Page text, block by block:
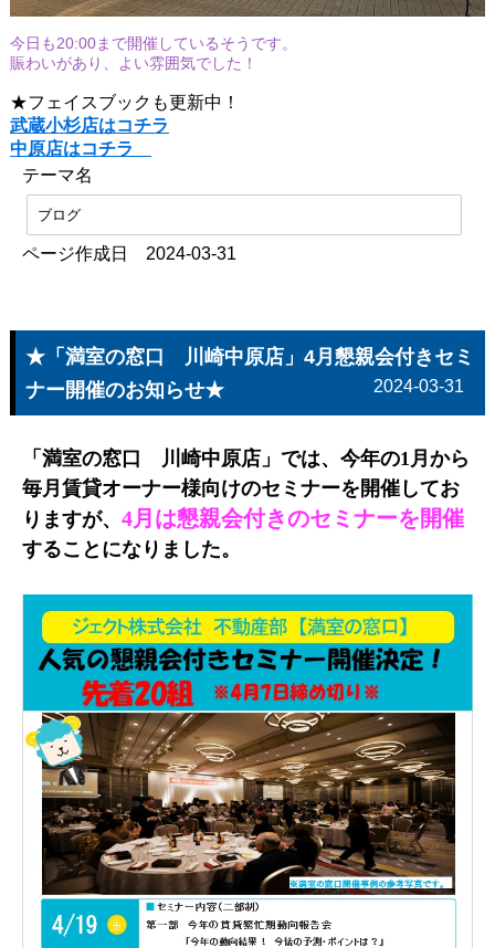
今日も20:00まで開催しているそうです。
賑わいがあり、よい雰囲気でした！
★フェイスブックも更新中！
武蔵小杉店はコチラ
中原店はコチラ
テーマ名
ブログ
ページ作成日 2024-03-31
★「満室の窓口 川崎中原店」4月懇親会付きセミ
ナー開催のお知らせ★
2024-03-31
「満室の窓口 川崎中原店」では、今年の1月から
毎月賃貸オーナー様向けのセミナーを開催してお
りますが、 4月は懇親会付きのセミナーを開催
することになりました。